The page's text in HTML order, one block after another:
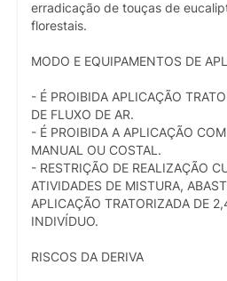
erradicação de touças de
florestais.
MODO E EQUIPAMENTOS DE
- É PROIBIDA APLICAÇÃO
DE FLUXO DE AR.
- É PROIBIDA A APLICAÇÃO
MANUAL OU COSTAL.
- RESTRIÇÃO DE REALIZAÇÃO
ATIVIDADES DE MISTURA,
APLICAÇÃO TRATORIZADA DE
INDIVÍDUO.
RISCOS DA DERIVA